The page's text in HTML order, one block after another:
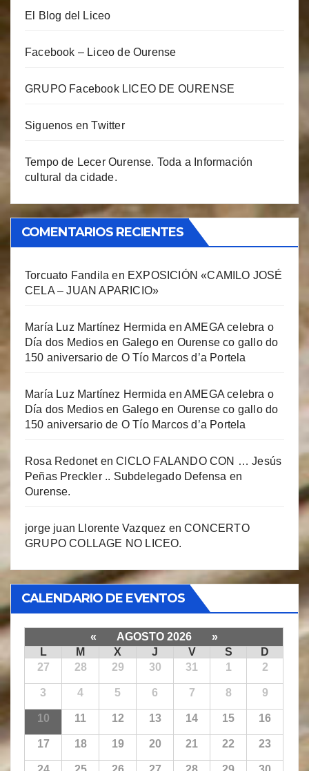
El Blog del Liceo
Facebook – Liceo de Ourense
GRUPO Facebook LICEO DE OURENSE
Siguenos en Twitter
Tempo de Lecer Ourense. Toda a Información
cultural da cidade.
COMENTARIOS RECIENTES
Torcuato Fandila en EXPOSICIÓN «CAMILO JOSÉ
CELA – JUAN APARICIO»
María Luz Martínez Hermida enAMEGA celebra o
Día dos Medios en Galego en Ourense co gallo do
150 aniversario de O Tío Marcos d’a Portela
María Luz Martínez Hermida enAMEGA celebra o
Día dos Medios en Galego en Ourense co gallo do
150 aniversario de O Tío Marcos d’a Portela
Rosa RedonetenCICLO FALANDO CON … Jesús
Peñas Preckler .. Subdelegado Defensa en
Ourense.
jorge juan Llorente Vazquez enCONCERTO
GRUPO COLLAGE NO LICEO.
CALENDARIO DE EVENTOS
« AGOSTO 2026
»
L
M X J V S
D
27
28 29 30 31 1 2
3 4 5 6 7 8 9
10 11 12 13 14 15 16
17 18 19 20 21 22 23